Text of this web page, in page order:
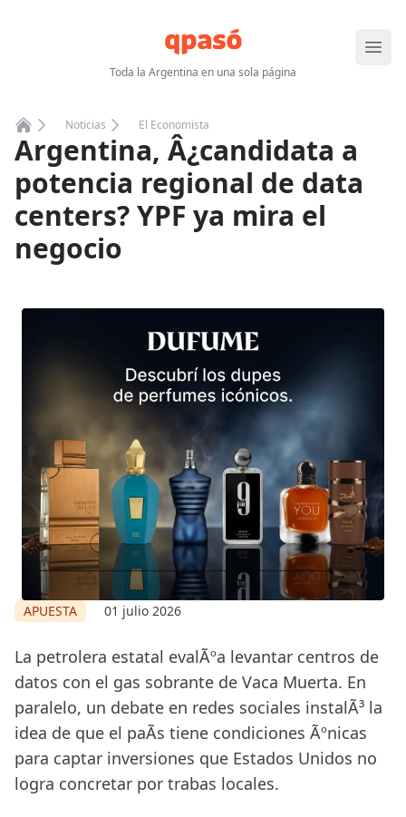
Toda la Argentina en una sola página
Abrir
Home
Noticias El Economista
Argentina, Â¿candidata a
potencia regional de data
centers? YPF ya mira el
negocio
APUESTA 01 julio 2026
La petrolera estatal evalÃºa levantar centros de
datos con el gas sobrante de Vaca Muerta. En
paralelo, un debate en redes sociales instalÃ³ la
idea de que el paÃ­s tiene condiciones Ãºnicas
para captar inversiones que Estados Unidos no
logra concretar por trabas locales.